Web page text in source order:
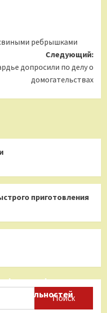
ребрышками
Следующий:
допросили по делу о
домогательствах
приготовления
фотографиями